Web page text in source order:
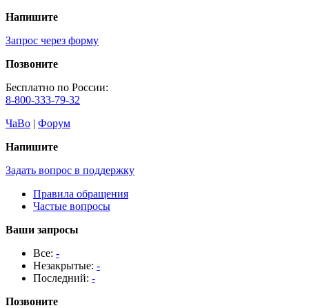
Напишите
Запрос через форму
Позвоните
Бесплатно по России:
8-800-333-79-32
ЧаВо | Форум
Напишите
Задать вопрос в поддержку
Правила обращения
Частые вопросы
Ваши запросы
Все: -
Незакрытые: -
Последний: -
Позвоните